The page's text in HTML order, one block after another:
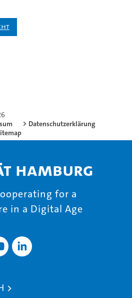
Datenschutzerklärung
Hamburg
for a
in a Digital Age